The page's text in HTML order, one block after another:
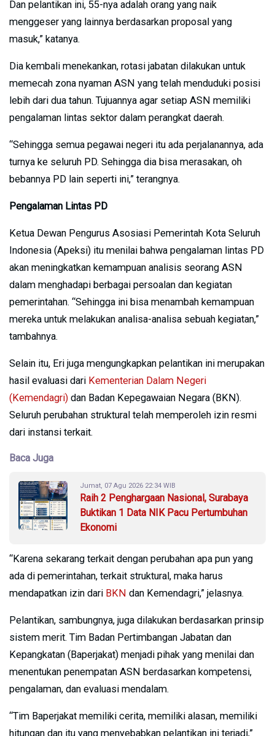
Dan pelantikan ini, 55-nya adalah orang yang naik
menggeser yang lainnya berdasarkan proposal yang
masuk,” katanya.
Dia kembali menekankan, rotasi jabatan dilakukan untuk
memecah zona nyaman ASN yang telah menduduki posisi
lebih dari dua tahun. Tujuannya agar setiap ASN memiliki
pengalaman lintas sektor dalam perangkat daerah.
“Sehingga semua pegawai negeri itu ada perjalanannya, ada
turnya ke seluruh PD. Sehingga dia bisa merasakan, oh
bebannya PD lain seperti ini,” terangnya.
Pengalaman Lintas PD
Ketua Dewan Pengurus Asosiasi Pemerintah Kota Seluruh
Indonesia (Apeksi) itu menilai bahwa pengalaman lintas PD
akan meningkatkan kemampuan analisis seorang ASN
dalam menghadapi berbagai persoalan dan kegiatan
pemerintahan. “Sehingga ini bisa menambah kemampuan
mereka untuk melakukan analisa-analisa sebuah kegiatan,”
tambahnya.
Selain itu, Eri juga mengungkapkan pelantikan ini merupakan
hasil evaluasi dari Kementerian Dalam Negeri
(Kemendagri) dan Badan Kepegawaian Negara (BKN).
Seluruh perubahan struktural telah memperoleh izin resmi
dari instansi terkait.
Baca Juga
Jumat, 07 Agu 2026 22:34 WIB
Raih 2 Penghargaan Nasional, Surabaya
Buktikan 1 Data NIK Pacu Pertumbuhan
Ekonomi
“Karena sekarang terkait dengan perubahan apa pun yang
ada di pemerintahan, terkait struktural, maka harus
mendapatkan izin dari BKN dan Kemendagri,” jelasnya.
Pelantikan, sambungnya, juga dilakukan berdasarkan prinsip
sistem merit. Tim Badan Pertimbangan Jabatan dan
Kepangkatan (Baperjakat) menjadi pihak yang menilai dan
menentukan penempatan ASN berdasarkan kompetensi,
pengalaman, dan evaluasi mendalam.
“Tim Baperjakat memiliki cerita, memiliki alasan, memiliki
hitungan dan itu yang menyebabkan pelantikan ini terjadi,”